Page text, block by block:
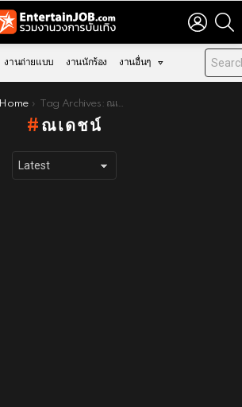
LOGIN
งานถ่ายแบบ งานนักร้อง งานอื่นๆ
Home Tag Archives: ณเดชน์
ณเดชน์